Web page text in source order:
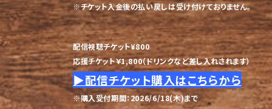
※チケット入金後の払い戻しは受け付けておりません。
配信視聴チケット¥800
応援チケット￥1,800（ドリンクなど差し入れされます）
▶︎配信チケット購入はこちらから
※購入受付期間：2026/6/18(木)まで